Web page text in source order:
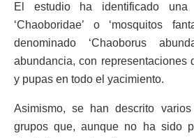
El estudio ha identificado
‘Chaoboridae’ o ‘mosquitos
denominado ‘Chaoborus
abundancia, con representaciones
y pupas en todo el yacimiento.
Asimismo, se han descrito
grupos que, aunque no ha sido